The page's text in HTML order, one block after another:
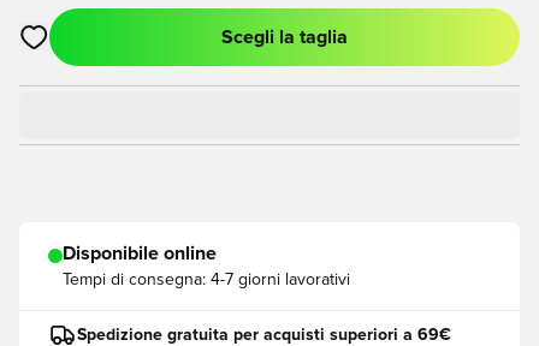
Apre una finestra modale per accedere o registrarsi come
Scegli la taglia
Disponibile online
Tempi di consegna: 4-7 giorni lavorativi
Spedizione gratuita per acquisti superiori a 69€